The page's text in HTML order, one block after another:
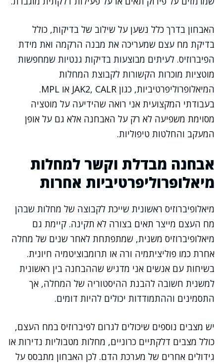
האבחון בדרך כלל נשען על שילוב של בדיקות, כולל
בדיקת מח עצם שמעריכה את מבנה הרקמה ואת מידת
הפיברוזיס. לעיתים מבוצעות בדיקות גנטיות שמחפשות
מוטציות מוכרות הקשורות לקבוצת המחלות
המיאלופרוליפרטיביות, כגון JAK2, CALR או MPL.
בעבודתי המקצועית אני רואה שהידיעה על מוטציה
מסוימת משפיעה לא רק על האבחנה אלא גם על אופן
המעקב והחלטות טיפוליות.
אבחנה מבדלת וקשר למחלות
מיאלופרוליפרטיביות אחרות
מיאלופיברוזיס ראשונית שייכת לקבוצה של מחלות שבהן
מח העצם מייצר תאים בצורה לא תקינה. קיימת גם
מיאלופיברוזיס משנית, שמתפתחת לאחר שנים של מחלה
אחרת כמו פוליציתמיה ורה או תרומבוציטמיה חיונית.
בשיחות עם אנשים אני מדגיש שההבחנה בין ראשונית
למשנית חשובה להבנת ההיסטוריה של המחלה, אך
התסמינים וההתמודדות יכולים להיות דומים.
יש מצבים נוספים שיכולים לגרום לפיברוזיס במח העצם,
כולל מצבים דלקתיים כרוניים, מחלות מטבוליות נדירות או
גידולים אחרים של מערכת הדם. לכן האבחון מתבסס על